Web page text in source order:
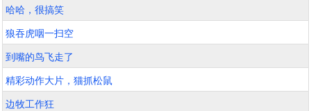
哈哈，很搞笑
狼吞虎咽一扫空
到嘴的鸟飞走了
精彩动作大片，猫抓松鼠
边牧工作狂